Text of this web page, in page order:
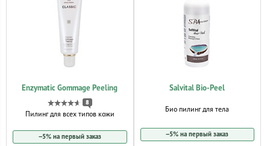
Enzymatic Gommage Peeling
8
Пилинг для всех типов кожи
−5% на первый заказ
Salvital Bio-Peel
Био пилинг для тела
−5% на первый заказ